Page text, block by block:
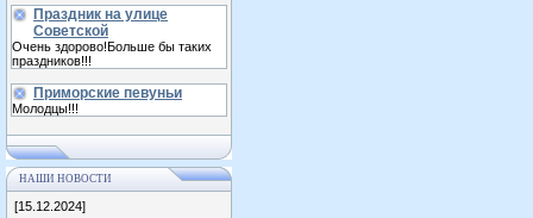
Праздник на улице
Советской
Очень здорово!Больше бы таких
праздников!!!
Приморские певуньи
Молодцы!!!
НАШИ НОВОСТИ
[15.12.2024]